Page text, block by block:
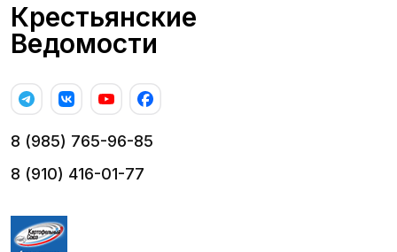
Крестьянские
Ведомости
8 (985) 765-96-85
8 (910) 416-01-77